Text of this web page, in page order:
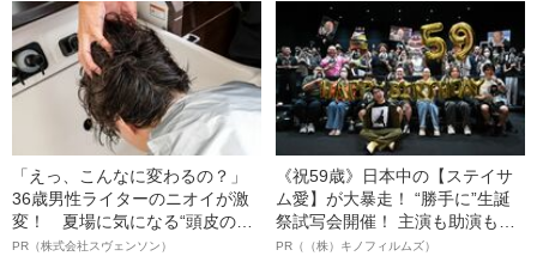
語る”《日本興収70億円突破》
「えっ、こんなに変わるの？」
36歳男性ライターのニオイが激
変！ 夏場に気になる“頭皮のニ
オイ”や“ベタつき”を解消す
PR（株式会社スヴェンソン）
《祝59歳》日本中の【ステイサ
ム愛】が大暴走！ “勝手に”生誕
祭試写会開催！ 主演も助演も全
部ステイサム！「ステサミー
PR（（株）キノフィルムズ）